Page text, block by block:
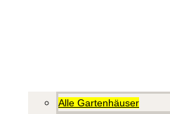
Alle Gartenhäuser